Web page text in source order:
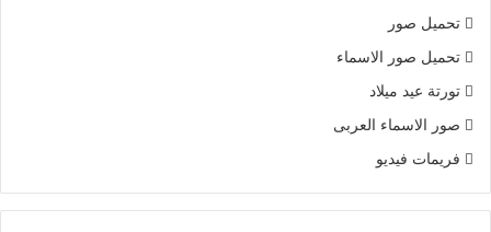
تحميل صور
تحميل صور الاسماء
تورتة عيد ميلاد
صور الاسماء العربى
فريمات فيديو